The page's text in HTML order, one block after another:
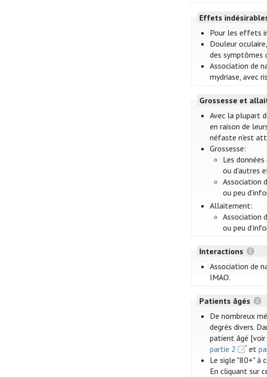
Effets
Pour les effets
Douleur
des symptômes
Association de
mydriase, avec
Grossesse et
Avec la plupart
en raison de
néfaste n'est
Grossesse:
Les
ou d'autres
Association
ou peu
Allaitement:
Association
ou peu
Interactions
Association de
IMAO.
Patients âgés
De nombreux
degrés divers.
patient âgé [voir
partie 2
et
Le sigle "80+" à
En cliquant sur